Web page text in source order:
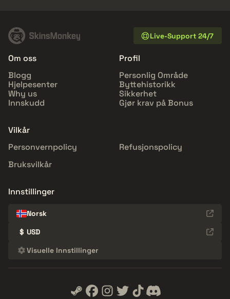
Live-Support 24/7
Om oss
Blogg
Hjelpesenter
Why us
Innskudd
Profil
Personlig Område
Byttehistorikk
Sikkerhet
Gjør krav på Bonus
Vilkår
Personvernpolicy
Refusjonspolicy
Bruksvilkår
Innstillinger
Norsk
$ USD
Visuelle Innstillinger